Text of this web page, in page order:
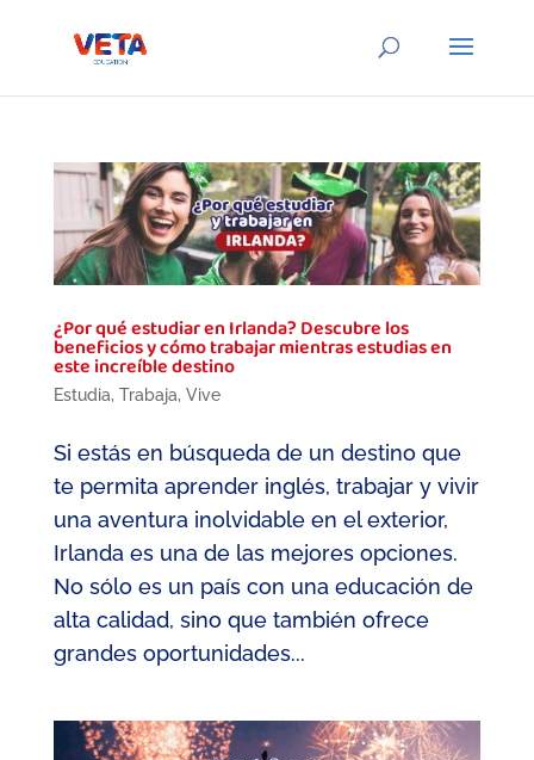
¿Por qué estudiar en Irlanda? Descubre los
beneficios y cómo trabajar mientras estudias en
este increíble destino
Estudia, Trabaja, Vive
Si estás en búsqueda de un destino que
te permita aprender inglés, trabajar y vivir
una aventura inolvidable en el exterior,
Irlanda es una de las mejores opciones.
No sólo es un país con una educación de
alta calidad, sino que también ofrece
grandes oportunidades...